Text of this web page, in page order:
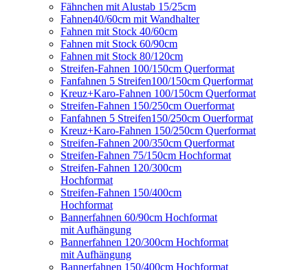
Fähnchen mit Alustab 15/25cm
Fahnen40/60cm mit Wandhalter
Fahnen mit Stock 40/60cm
Fahnen mit Stock 60/90cm
Fahnen mit Stock 80/120cm
Streifen-Fahnen 100/150cm Querformat
Fanfahnen 5 Streifen100/150cm Querformat
Kreuz+Karo-Fahnen 100/150cm Querformat
Streifen-Fahnen 150/250cm Ouerformat
Fanfahnen 5 Streifen150/250cm Ouerformat
Kreuz+Karo-Fahnen 150/250cm Querformat
Streifen-Fahnen 200/350cm Querformat
Streifen-Fahnen 75/150cm Hochformat
Streifen-Fahnen 120/300cm
Hochformat
Streifen-Fahnen 150/400cm
Hochformat
Bannerfahnen 60/90cm Hochformat
mit Aufhängung
Bannerfahnen 120/300cm Hochformat
mit Aufhängung
Bannerfahnen 150/400cm Hochformat